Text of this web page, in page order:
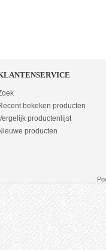
bekeken producten
productenlijst
producten